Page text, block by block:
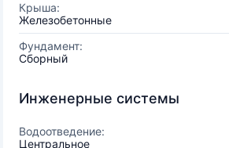
Крыша:
Железобетонные
Фундамент:
Сборный
Инженерные системы
Водоотведение:
Центральное